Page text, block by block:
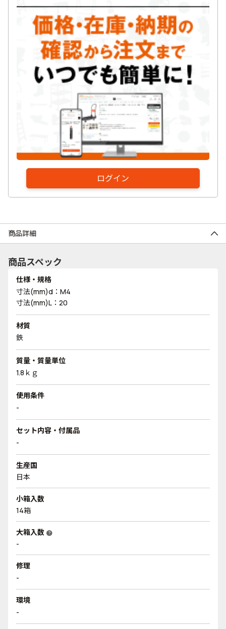
ログイン
商品詳細
商品スペック
仕様・規格
寸法(mm)d：M4
寸法(mm)L：20
材質
鉄
質量・質量単位
1.8ｋｇ
使用条件
-
セット内容・付属品
-
生産国
日本
小箱入数
14箱
大箱入数 help
-
修理
-
環境
-